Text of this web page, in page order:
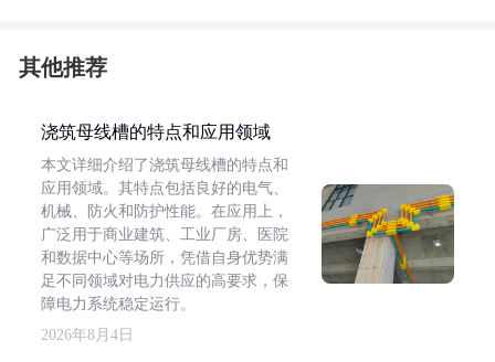
其他推荐
浇筑母线槽的特点和应用领域
本文详细介绍了浇筑母线槽的特点和
应用领域。其特点包括良好的电气、
机械、防火和防护性能。在应用上，
广泛用于商业建筑、工业厂房、医院
和数据中心等场所，凭借自身优势满
足不同领域对电力供应的高要求，保
障电力系统稳定运行。
2026年8月4日